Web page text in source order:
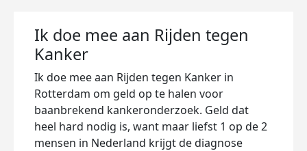
Ik doe mee aan Rijden tegen
Kanker
Ik doe mee aan Rijden tegen Kanker in
Rotterdam om geld op te halen voor
baanbrekend kankeronderzoek. Geld dat
heel hard nodig is, want maar liefst 1 op de 2
mensen in Nederland krijgt de diagnose